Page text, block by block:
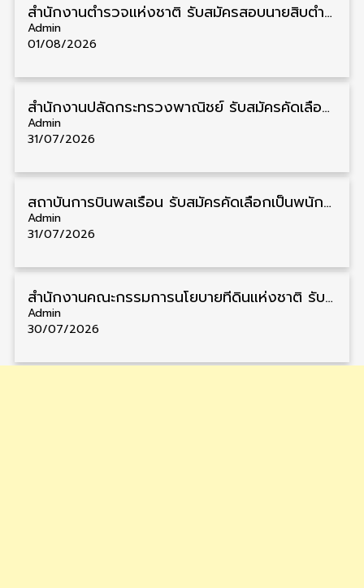
สำนักงานตำรวจแห่งชาติ รับสมัครสอบนายสิบตำรวจ วุฒิ ม.6/ปวช. 6,000 อัตรา รับสมัคร 8 – 19 สิงหาคม
Admin
01/08/2026
สำนักงานปลัดกระทรวงพาณิชย์ รับสมัครคัดเลือกพนักงานราชการ วุฒิ ปวส./ป.ตรี 11 อัตรา รับสมัคร 10 – 21 สิงหาคม
Admin
31/07/2026
สถาบันการบินพลเรือน รับสมัครคัดเลือกเป็นพนักงาน วุฒิ ป.ตรี/ป.โท/ป.เอก 11 อัตรา รับสมัคร 27 กรกฎาคม – 10 สิงหาคม
Admin
31/07/2026
สำนักงานคณะกรรมการนโยบายที่ดินแห่งชาติ รับสมัครคัดเลือกพนักงานราชการ วุฒิ ป.ตรี 6 อัตรา รับสมัคร 13 กรกฎาคม – 6 สิงหาคม
Admin
30/07/2026